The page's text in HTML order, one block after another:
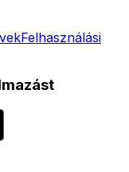
Felhasználási